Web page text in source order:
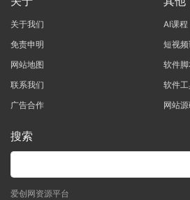
关于我们
免责申明
网站地图
联系我们
广告合作
AI课程
短视频
软件
软件
网站
搜索
爱创网资源平台